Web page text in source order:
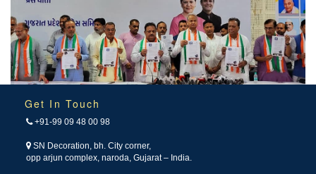
Get In Touch
+91-99 09 48 00 98
SN Decoration, bh. City corner,
opp arjun complex, naroda, Gujarat – India.